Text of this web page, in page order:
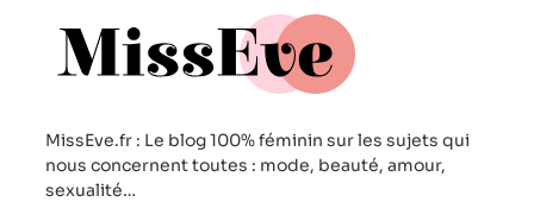
MissEve.fr : Le blog 100% féminin sur les sujets qui
nous concernent toutes : mode, beauté, amour,
sexualité…